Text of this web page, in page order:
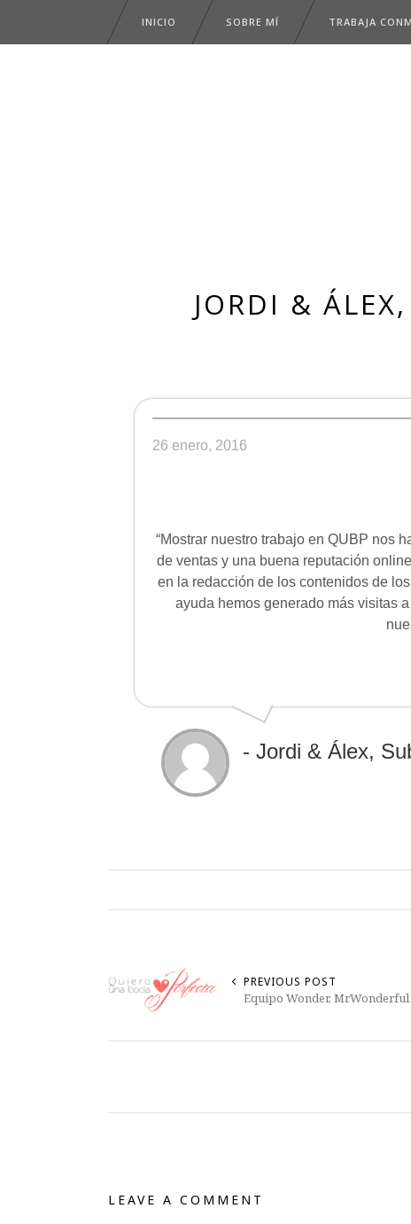
INICIO SOBRE MÍ TRABAJA
JORDI &
26 enero, 2016
“Mostrar nuestro trabajo en QUBP nos
de ventas y una buena reputación
en la redacción de los contenidos de
ayuda hemos generado más visitas
- Jordi & Álex,
PREVIOUS POST
Equipo Wonder, MrWonderful
LEAVE A COMMENT